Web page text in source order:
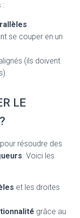
:
.
se couper en un
(ils doivent
LE
résoudre des
. Voici les
et les droites
grâce au